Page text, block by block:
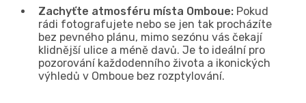
Zachyťte atmosféru místa Omboue: Pokud
rádi fotografujete nebo se jen tak procházíte
bez pevného plánu, mimo sezónu vás čekají
klidnější ulice a méně davů. Je to ideální pro
pozorování každodenního života a ikonických
výhledů v Omboue bez rozptylování.